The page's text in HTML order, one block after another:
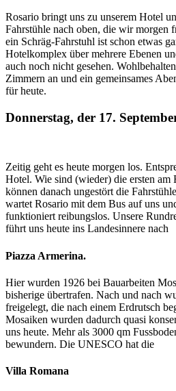
Rosario bringt uns zu unserem Hotel
Fahrstühle nach oben, die wir morgen
ein Schräg-Fahrstuhl ist schon etwas
Hotelkomplex über mehrere Ebenen
auch noch nicht gesehen.
Zimmern an und ein gemeinsames
für heute.
Donnerstag, der 17.
Zeitig geht es heute morgen los.
Hotel. Wie sind (wieder) die ersten
können danach ungestört die
wartet Rosario mit dem Bus auf uns
funktioniert reibungslos. Unsere
führt uns heute ins Landesinnere nach
Piazza Armerina.
Hier wurden 1926 bei Bauarbeiten
bisherige übertrafen. Nach und nach
freigelegt, die nach einem Erdrutsch
Mosaiken wurden dadurch quasi
uns heute. Mehr als 3000 qm
bewundern. Die UNESCO hat die
Villa Romana